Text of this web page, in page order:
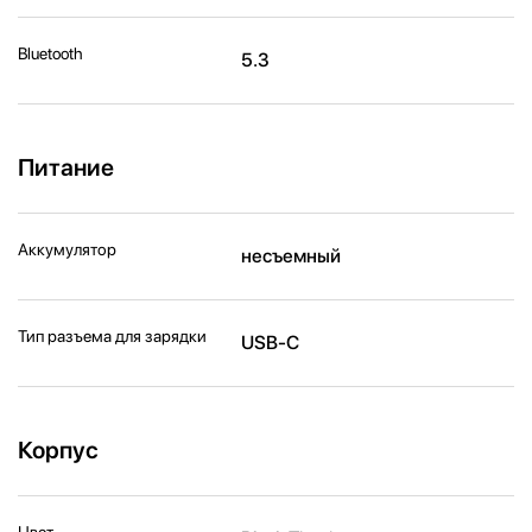
Bluetooth 5.3
Питание
Аккумулятор несъемный
Тип разъема для зарядки USB-C
Корпус